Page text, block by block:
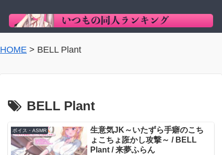
HOME > BELL Plant
BELL Plant
ボイス・ASMR
生意気JK～いたずら手癖のこち
ょこちょ誑かし攻撃～ / BELL
Plant / 来夢ふらん